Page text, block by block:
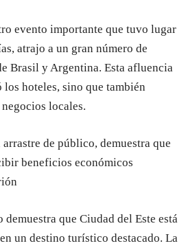
evento importante que tuvo lugar
atrajo a un gran número de
Brasil y Argentina. Esta afluencia
hoteles, sino que también
locales.
de público, demuestra que
beneficios económicos
que Ciudad del Este está
un destino turístico destacado. La